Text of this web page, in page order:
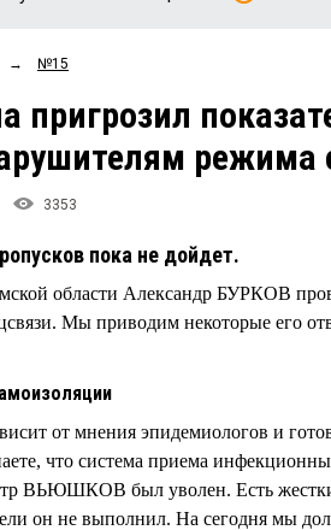
→ №15
пригрозил
режима
3353
пока не дойдет.
области Александр БУРКОВ
Мы приводим некоторые его
от мнения эпидемиологов и
что система приема
ВЬЮШКОВ был уволен. Есть
он не выполнил. На сегодня мы